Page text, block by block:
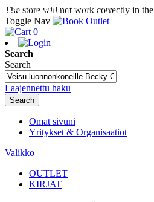
The store will not work correctly in
Toggle Nav
0
Search
Search
Laajennettu haku
Search
Omat sivuni
Yritykset & Organisaatiot
Valikko
SEURAA TILAUSTASI
OUTLET
KIRJAT